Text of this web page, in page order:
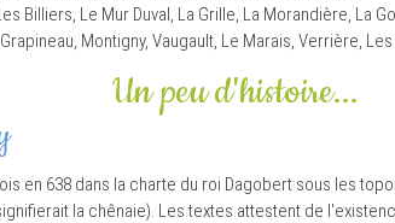
Billiers, Le Mur Duval, La Grille, La Morandière, La
Montigny, Vaugault, Le Marais, Verrière, Les
Un peu d'histoire...
en 638 dans la charte du roi Dagobert sous les
la chênaie). Les textes attestent de